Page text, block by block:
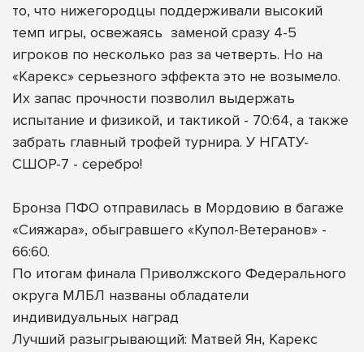
то, что нижегородцы поддерживали высокий
темп игры, освежаясь заменой сразу 4-5
игроков по несколько раз за четверть. Но на
«Карекс» серьезного эффекта это не возымело.
Их запас прочности позволил выдержать
испытание и физикой, и тактикой - 70:64, а также
забрать главный трофей турнира. У НГАТУ-
СШОР-7 - серебро!
Бронза ПФО отправилась в Мордовию в багаже
«Сияжара», обыгравшего «Купол-Ветеранов» -
66:60.
По итогам финала Приволжского Федерального
округа МЛБЛ названы обладатели
индивидуальных наград
Лучший разыгрывающий: Матвей Ян, Карекс